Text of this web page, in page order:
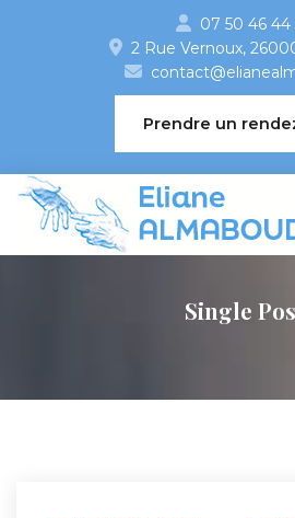
07 50 46 44
2 Rue Vernoux,
Prendre un
Single